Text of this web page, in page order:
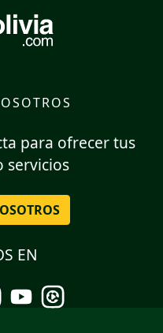
para ofrecer tus
servicios
EN